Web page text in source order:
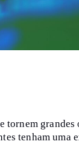
tornem grandes
tenham uma